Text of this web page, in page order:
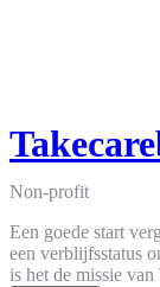
Non-profit
Een goede start
een verblijfsstatus
is het de missie van